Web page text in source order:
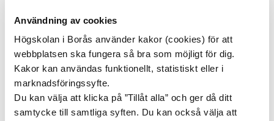
Användning av cookies
Högskolan i Borås använder kakor (cookies) för att
webbplatsen ska fungera så bra som möjligt för dig.
Kakor kan användas funktionellt, statistiskt eller i
marknadsföringssyfte.
Du kan välja att klicka på ”Tillåt alla” och ger då ditt
samtycke till samtliga syften. Du kan också välja att
Kontakt - språkhandledare
Johanna Persson,
Universitetsadjunkt
Muntlig och skriftlig kommunikation